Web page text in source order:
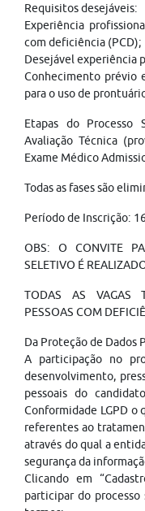
Requisitos desejáveis:
Experiência
com deficiência (PCD);
Desejável experiência
Conhecimento prévio
para o uso de
Etapas do Processo
Avaliação Técnica
Exame Médico
Todas as fases são
Período de Inscrição:
OBS: O CONVITE
SELETIVO É
TODAS AS VAGAS
PESSOAS COM
Da Proteção de Dados
A participação no
desenvolvimento,
pessoais do
Conformidade LGPD o
referentes ao
através do qual a
segurança da
Clicando em
participar do